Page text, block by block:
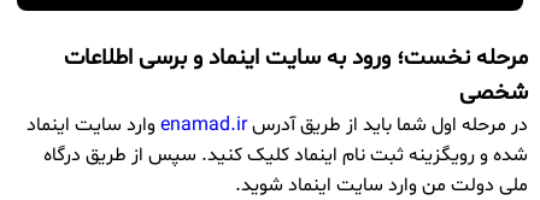
مرحله نخست؛ ورود به سایت اینماد و برسی اطلاعات
شخصی
در مرحله اول شما باید از طریق آدرسenamad.irوارد سایت اینماد
شده و رویگزینه ثبت نام اینماد کلیک کنید. سپس از طریق درگاه
ملی دولت من وارد سایت اینماد شوید.